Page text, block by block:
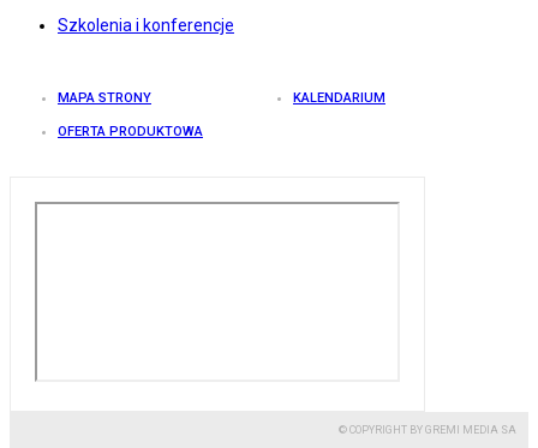
Szkolenia i konferencje
MAPA STRONY KALENDARIUM
OFERTA PRODUKTOWA
© COPYRIGHT BY GREMI MEDIA SA